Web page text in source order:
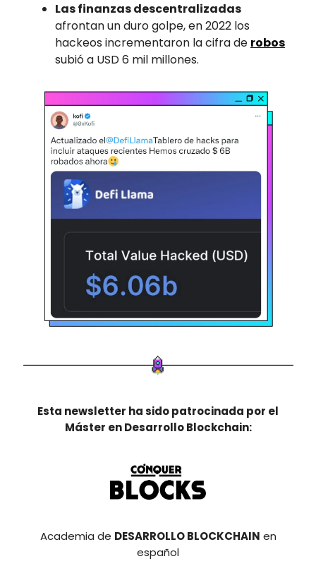
Las finanzas descentralizadas
afrontan un duro golpe, en 2022 los
hackeos incrementaron la cifra de robos
subió a USD 6 mil millones.
Esta newsletter ha sido patrocinada por el
Máster en Desarrollo Blockchain:
Academia de DESARROLLO BLOCKCHAIN en
español